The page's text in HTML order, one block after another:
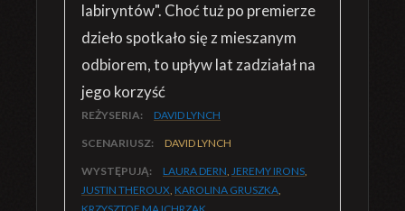
labiryntów". Choć tuż po premierze
dzieło spotkało się z mieszanym
odbiorem, to upływ lat zadziałał na
jego korzyść
REŻYSERIA: DAVID LYNCH
SCENARIUSZ: DAVID LYNCH
WYSTĘPUJĄ: LAURA DERN, JEREMY IRONS,
JUSTIN THEROUX, KAROLINA GRUSZKA,